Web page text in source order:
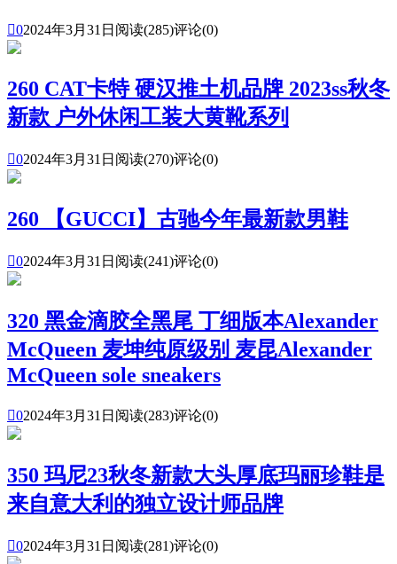
02024年3月31日 阅读(285)评论(0)
260 CAT卡特 硬汉推土机品牌 2023ss秋冬
新款 户外休闲工装大黄靴系列
02024年3月31日 阅读(270)评论(0)
260 【GUCCI】古驰今年最新款男鞋
02024年3月31日 阅读(241)评论(0)
320 黑金滴胶全黑尾 丁细版本Alexander
McQueen 麦坤纯原级别 麦昆Alexander
McQueen sole sneakers
02024年3月31日 阅读(283)评论(0)
350 玛尼23秋冬新款大头厚底玛丽珍鞋是
来自意大利的独立设计师品牌
02024年3月31日 阅读(281)评论(0)